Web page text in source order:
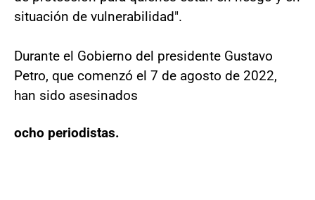
situación de vulnerabilidad".
Durante el Gobierno del presidente Gustavo
Petro, que comenzó el 7 de agosto de 2022,
han sido asesinados
ocho periodistas.